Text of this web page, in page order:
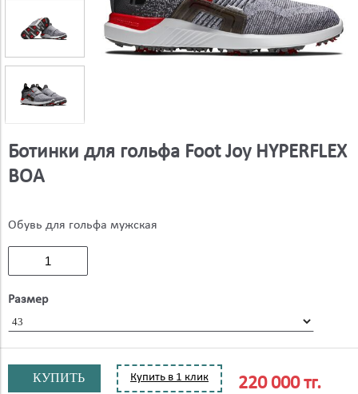
Ботинки для гольфа Foot Joy HYPERFLEX
BOA
Обувь для гольфа мужская
Размер
КУПИТЬ Купить в 1 клик 220 000 тг.